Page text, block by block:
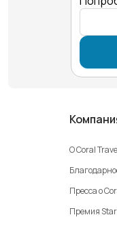
О Coral
Пресса о
Премия